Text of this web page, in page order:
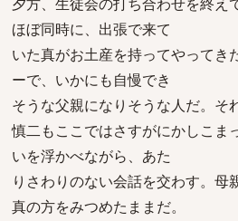
ほぼ同時に、出張で来て
いた真がお土産を持ってやってき
ーで、いかにも自慢でき
そうな父親になりそうな人だ。そ
慎二もここではさすがにかしこま
いを浮かべながら、あた
りさわりのない会話を交わす。母
真の方をみつめたままだ。